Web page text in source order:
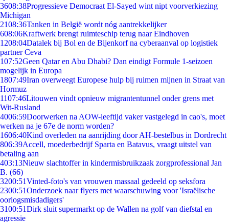
3608:38Progressieve Democraat El-Sayed wint nipt voorverkiezing
Michigan
2108:36Tanken in België wordt nóg aantrekkelijker
608:06Kraftwerk brengt ruimteschip terug naar Eindhoven
1208:04Datalek bij Bol en de Bijenkorf na cyberaanval op logistiek
partner Ceva
107:52Geen Qatar en Abu Dhabi? Dan eindigt Formule 1-seizoen
mogelijk in Europa
1807:49Iran overweegt Europese hulp bij ruimen mijnen in Straat van
Hormuz
1107:46Litouwen vindt opnieuw migrantentunnel onder grens met
Wit-Rusland
4006:59Doorwerken na AOW-leeftijd vaker vastgelegd in cao's, moet
werken na je 67e de norm worden?
1606:40Kind overleden na aanrijding door AH-bestelbus in Dordrecht
806:39Accell, moederbedrijf Sparta en Batavus, vraagt uitstel van
betaling aan
403:13Nieuw slachtoffer in kindermisbruikzaak zorgprofessional Jan
B. (66)
3200:51Vinted-foto's van vrouwen massaal gedeeld op seksfora
2300:51Onderzoek naar flyers met waarschuwing voor 'Israëlische
oorlogsmisdadigers'
3100:51Dirk sluit supermarkt op de Wallen na golf van diefstal en
agressie